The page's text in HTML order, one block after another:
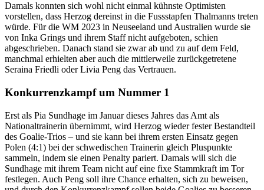
Damals konnten sich wohl nicht einmal kühnste Optimisten
vorstellen, dass Herzog dereinst in die Fussstapfen Thalmanns treten
würde. Für die WM 2023 in Neuseeland und Australien wurde sie
von Inka Grings und ihrem Staff nicht aufgeboten, schien
abgeschrieben. Danach stand sie zwar ab und zu auf dem Feld,
manchmal erhielten aber auch die mittlerweile zurückgetretene
Seraina Friedli oder Livia Peng das Vertrauen.
Konkurrenzkampf um Nummer 1
Erst als Pia Sundhage im Januar dieses Jahres das Amt als
Nationaltrainerin übernimmt, wird Herzog wieder fester Bestandteil
des Goalie-Trios – und sie kann bei ihrem ersten Einsatz gegen
Polen (4:1) bei der schwedischen Trainerin gleich Pluspunkte
sammeln, indem sie einen Penalty pariert. Damals will sich die
Sundhage mit ihrem Team nicht auf eine fixe Stammkraft im Tor
festlegen. Auch Peng soll ihre Chance erhalten, sich zu beweisen,